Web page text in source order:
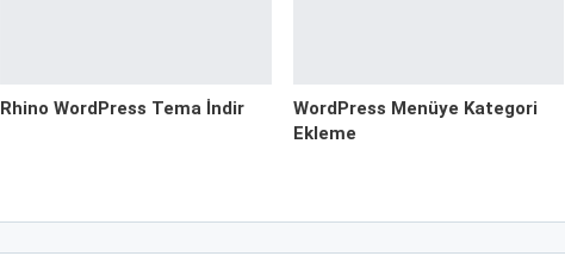
Rhino WordPress Tema İndir
WordPress Menüye Kategori
Ekleme